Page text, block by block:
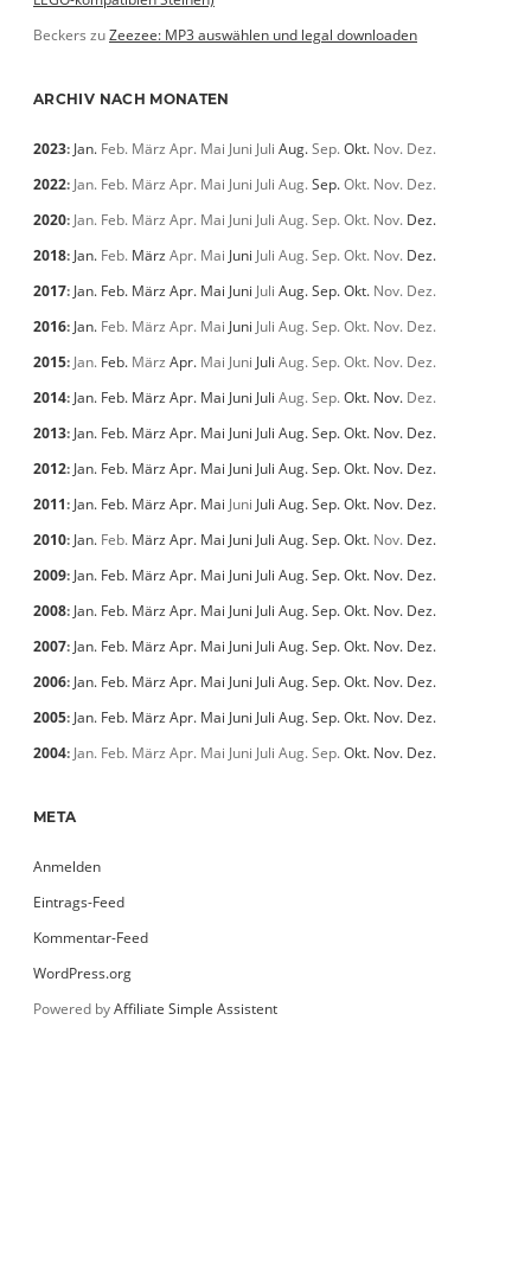
Beckers zuZeezee: MP3 auswählen und legal downloaden
ARCHIV NACH MONATEN
2023: Jan. Feb. März Apr. Mai Juni Juli Aug.Sep.Okt. Nov. Dez.
2022: Jan. Feb. März Apr. Mai Juni Juli Aug.Sep.Okt. Nov. Dez.
2020: Jan. Feb. März Apr. Mai Juni Juli Aug.Sep.Okt. Nov. Dez.
2018: Jan. Feb. März Apr. Mai Juni Juli Aug.Sep.Okt. Nov. Dez.
2017: Jan. Feb. März Apr. Mai Juni Juli Aug.Sep.Okt. Nov. Dez.
2016: Jan. Feb. März Apr. Mai Juni Juli Aug.Sep.Okt. Nov. Dez.
2015: Jan. Feb. März Apr. Mai Juni Juli Aug.Sep.Okt. Nov. Dez.
2014: Jan. Feb. März Apr. Mai Juni Juli Aug.Sep.Okt. Nov. Dez.
2013: Jan. Feb. März Apr. Mai Juni Juli Aug.Sep.Okt. Nov. Dez.
2012: Jan. Feb. März Apr. Mai Juni Juli Aug.Sep.Okt. Nov. Dez.
2011: Jan. Feb. März Apr. Mai Juni Juli Aug.Sep.Okt. Nov. Dez.
2010: Jan. Feb. März Apr. Mai Juni Juli Aug.Sep.Okt. Nov. Dez.
2009: Jan. Feb. März Apr. Mai Juni Juli Aug.Sep.Okt. Nov. Dez.
2008: Jan. Feb. März Apr. Mai Juni Juli Aug.Sep.Okt. Nov. Dez.
2007: Jan. Feb. März Apr. Mai Juni Juli Aug.Sep.Okt. Nov. Dez.
2006: Jan. Feb. März Apr. Mai Juni Juli Aug.Sep.Okt. Nov. Dez.
2005: Jan. Feb. März Apr. Mai Juni Juli Aug.Sep.Okt. Nov. Dez.
2004: Jan. Feb. März Apr. Mai Juni Juli Aug.Sep.Okt. Nov. Dez.
META
Anmelden
Eintrags-Feed
Kommentar-Feed
WordPress.org
Powered byAffiliate Simple Assistent